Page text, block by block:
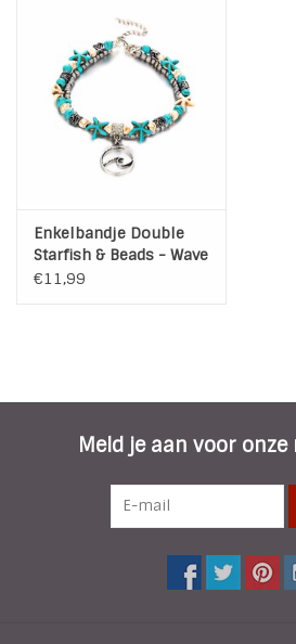
Enkelbandje Double
Starfish & Beads - Wave
Charm
€11,99
Meld je aan voor onze